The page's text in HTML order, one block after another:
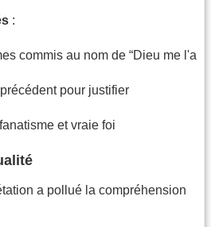
:
commis au nom de “Dieu me l'a
pour justifier
et vraie foi
a pollué la compréhension